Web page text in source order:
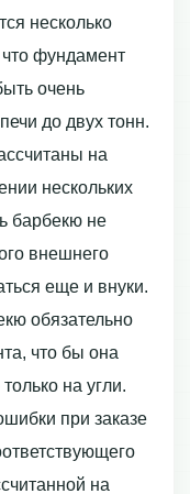
несколько
что фундамент
очень
до двух тонн.
на
нескольких
барбекю не
внешнего
еще и внуки.
обязательно
что бы она
на угли.
при заказе
на